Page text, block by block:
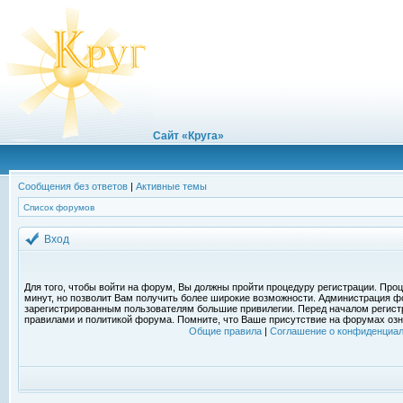
Сайт «Круга»
Сообщения без ответов | Активные темы
Список форумов
Вход
Для того, чтобы войти на форум, Вы должны пройти процедуру регистрации.
минут, но позволит Вам получить более широкие возможности. Администрация
зарегистрированным пользователям большие привилегии. Перед началом
правилами и политикой форума. Помните, что Ваше присутствие на форумах
Общие правила| Соглашение о